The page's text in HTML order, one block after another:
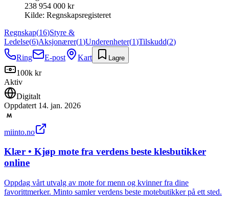
238 954 000 kr
Kilde: Regnskapsregisteret
Regnskap(16)Styre &
Ledelse(6)Aksjonærer(1)Underenheter(1)Tilskudd(2)
Ring
E-post Kart Lagre
100k kr
Aktiv
Digitalt
Oppdatert 14. jan. 2026
miinto.no
Klær • Kjøp mote fra verdens beste klesbutikker
online
Oppdag vårt utvalg av mote for menn og kvinner fra dine
favorittmerker. Minto samler verdens beste motebutikker på ett sted.